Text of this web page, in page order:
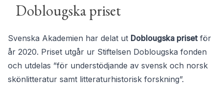
Doblougska priset
Svenska Akademien har delat ut Doblougska prisetför
år 2020. Priset utgår ur Stiftelsen Doblougska fonden
och utdelas ”för understödjande av svensk och norsk
skönlitteratur samt litteraturhistorisk forskning”.